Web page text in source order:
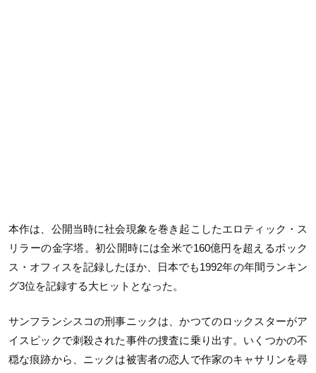
本作は、公開当時に社会現象を巻き起こしたエロティック・ス
リラーの金字塔。初公開時には全米で160億円を超えるボック
ス・オフィスを記録したほか、日本でも1992年の年間ランキン
グ3位を記録する大ヒットとなった。
サンフランシスコの刑事ニックは、かつてのロックスターがア
イスピックで刺殺された事件の捜査に乗り出す。いくつかの不
穏な痕跡から、ニックは被害者の恋人で作家のキャサリンを尋